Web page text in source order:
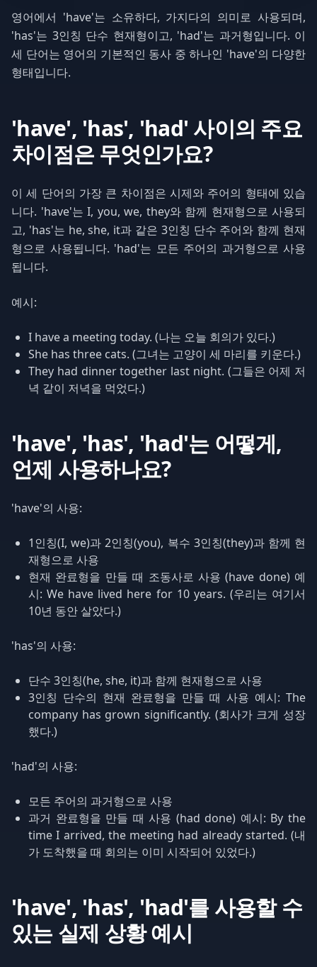
영어에서 'have'는 소유하다, 가지다의 의미로 사용되며,
'has'는 3인칭 단수 현재형이고, 'had'는 과거형입니다. 이
세 단어는 영어의 기본적인 동사 중 하나인 'have'의 다양한
형태입니다.
'have', 'has', 'had' 사이의 주요
차이점은 무엇인가요?
이 세 단어의 가장 큰 차이점은 시제와 주어의 형태에 있습
니다. 'have'는 I, you, we, they와 함께 현재형으로 사용되
고, 'has'는 he, she, it과 같은 3인칭 단수 주어와 함께 현재
형으로 사용됩니다. 'had'는 모든 주어의 과거형으로 사용
됩니다.
예시:
I have a meeting today. (나는 오늘 회의가 있다.)
She has three cats. (그녀는 고양이 세 마리를 키운다.)
They had dinner together last night. (그들은 어제 저
녁 같이 저녁을 먹었다.)
'have', 'has', 'had'는 어떻게,
언제 사용하나요?
'have'의 사용:
1인칭(I, we)과 2인칭(you), 복수 3인칭(they)과 함께 현
재형으로 사용
현재 완료형을 만들 때 조동사로 사용 (have done) 예
시: We have lived here for 10 years. (우리는 여기서
10년 동안 살았다.)
'has'의 사용:
단수 3인칭(he, she, it)과 함께 현재형으로 사용
3인칭 단수의 현재 완료형을 만들 때 사용 예시: The
company has grown significantly. (회사가 크게 성장
했다.)
'had'의 사용:
모든 주어의 과거형으로 사용
과거 완료형을 만들 때 사용 (had done) 예시: By the
time I arrived, the meeting had already started. (내
가 도착했을 때 회의는 이미 시작되어 있었다.)
'have', 'has', 'had'를 사용할 수
있는 실제 상황 예시